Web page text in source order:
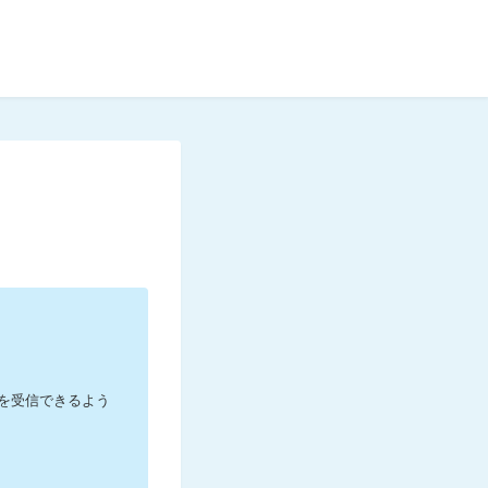
受信できるよう